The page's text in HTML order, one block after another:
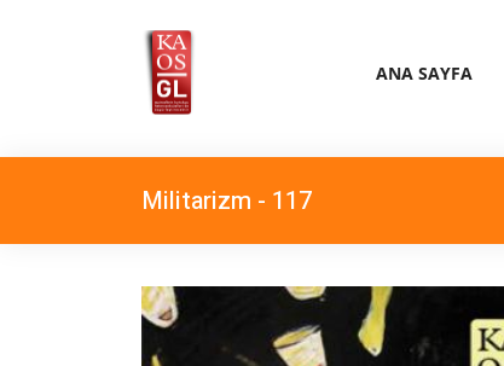
ANA SAYFA
Militarizm - 117